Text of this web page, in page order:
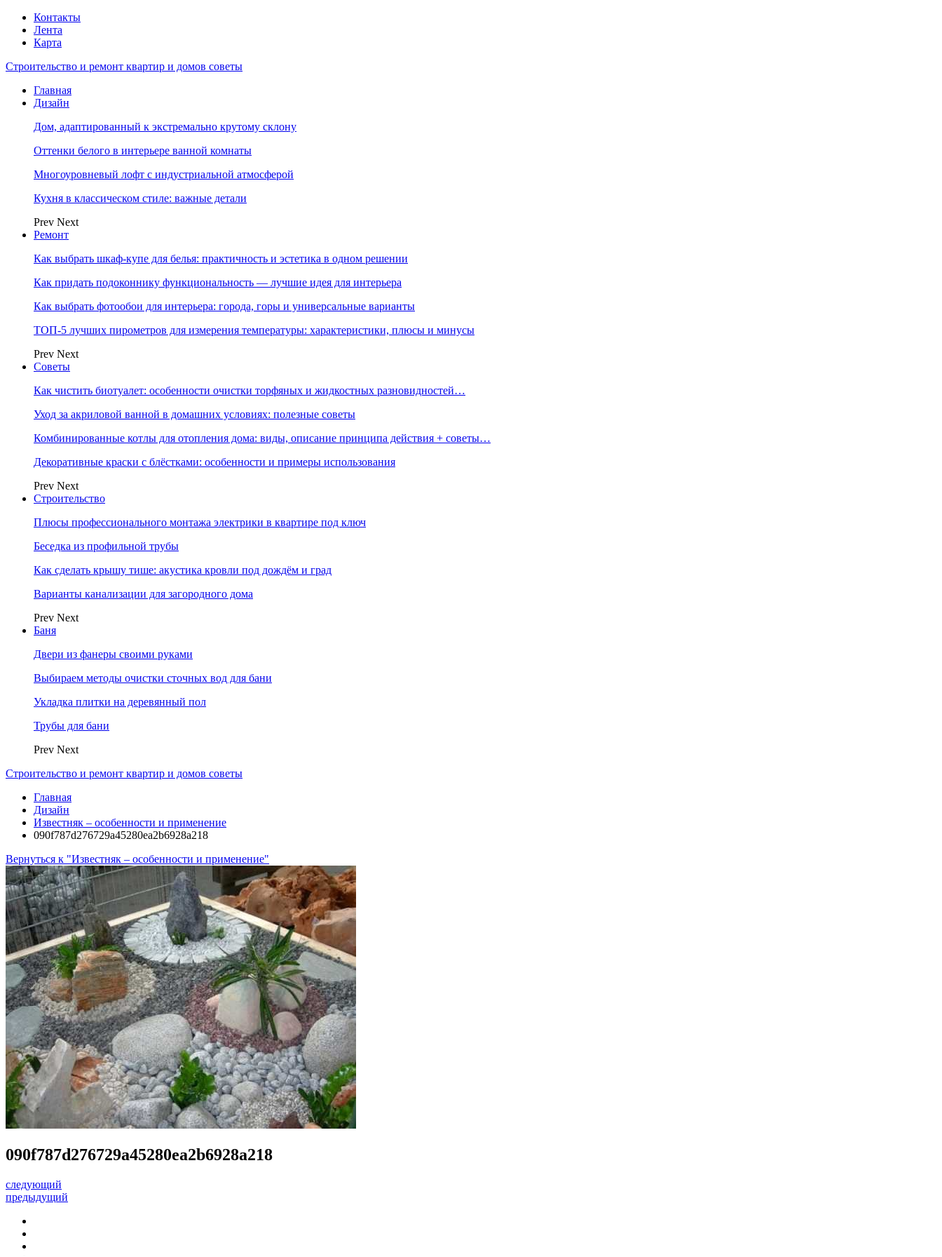
Контакты
Лента
Карта
Строительство и ремонт квартир и домов советы
Главная
Дизайн
Дом, адаптированный к экстремально крутому склону
Оттенки белого в интерьере ванной комнаты
Многоуровневый лофт с индустриальной атмосферой
Кухня в классическом стиле: важные детали
Prev Next
Ремонт
Как выбрать шкаф-купе для белья: практичность и эстетика в одном решении
Как придать подоконнику функциональность — лучшие идея для интерьера
Как выбрать фотообои для интерьера: города, горы и универсальные варианты
ТОП-5 лучших пирометров для измерения температуры: характеристики, плюсы и минусы
Prev Next
Советы
Как чистить биотуалет: особенности очистки торфяных и жидкостных разновидностей…
Уход за акриловой ванной в домашних условиях: полезные советы
Комбинированные котлы для отопления дома: виды, описание принципа действия + советы…
Декоративные краски с блёстками: особенности и примеры использования
Prev Next
Строительство
Плюсы профессионального монтажа электрики в квартире под ключ
Беседка из профильной трубы
Как сделать крышу тише: акустика кровли под дождём и град
Варианты канализации для загородного дома
Prev Next
Баня
Двери из фанеры своими руками
Выбираем методы очистки сточных вод для бани
Укладка плитки на деревянный пол
Трубы для бани
Prev Next
Строительство и ремонт квартир и домов советы
Главная
Дизайн
Известняк – особенности и применение
090f787d276729a45280ea2b6928a218
Вернуться к "Известняк – особенности и применение"
090f787d276729a45280ea2b6928a218
следующий
предыдущий